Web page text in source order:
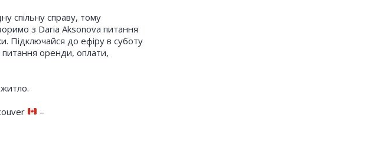
спільну справу, тому
з Daria Aksonova питання
Підключайся до ефіру в суботу
питання оренди, оплати,
–